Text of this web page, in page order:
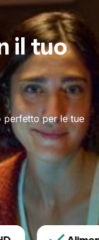
il tuo
perfetto per le tue